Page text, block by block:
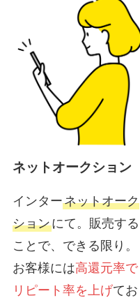
ネットオークション
インターネットオーク
ションにて。販売する
ことで、できる限り。
お客様には高還元率で
リピート率を上げてお